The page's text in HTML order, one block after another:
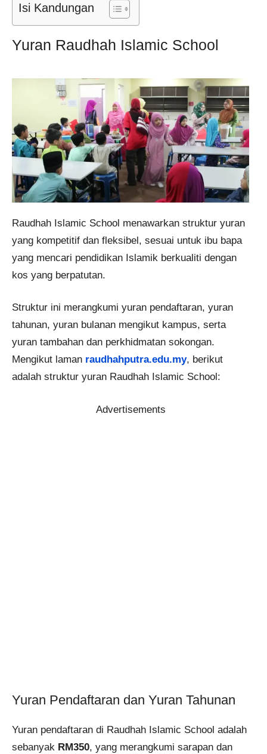
Isi Kandungan
Yuran Raudhah Islamic School
Raudhah Islamic School menawarkan struktur yuran
yang kompetitif dan fleksibel, sesuai untuk ibu bapa
yang mencari pendidikan Islamik berkualiti dengan
kos yang berpatutan.
Struktur ini merangkumi yuran pendaftaran, yuran
tahunan, yuran bulanan mengikut kampus, serta
yuran tambahan dan perkhidmatan sokongan.
Mengikut laman raudhahputra.edu.my, berikut
adalah struktur yuran Raudhah Islamic School:
Advertisements
Yuran Pendaftaran dan Yuran Tahunan
Yuran pendaftaran di Raudhah Islamic School adalah
sebanyak RM350, yang merangkumi sarapan dan